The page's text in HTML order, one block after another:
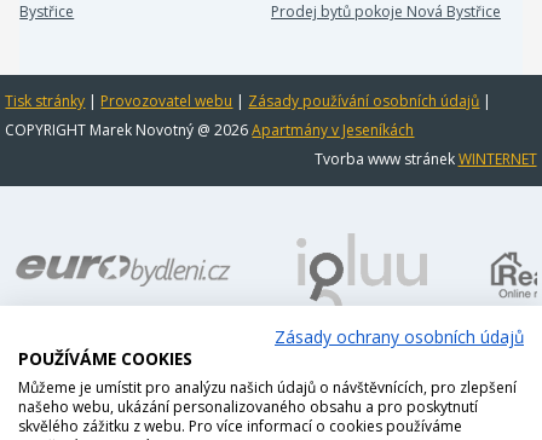
Bystřice
Prodej bytů pokoje Nová Bystřice
Tisk stránky | Provozovatel webu | Zásady používání osobních údajů |
COPYRIGHT Marek Novotný @ 2026Apartmány v Jeseníkách
Tvorba www stránekWINTERNET
Zásady ochrany osobních údajů
POUŽÍVÁME COOKIES
Můžeme je umístit pro analýzu našich údajů o návštěvnících, pro zlepšení
našeho webu, ukázání personalizovaného obsahu a pro poskytnutí
skvělého zážitku z webu. Pro více informací o cookies používáme